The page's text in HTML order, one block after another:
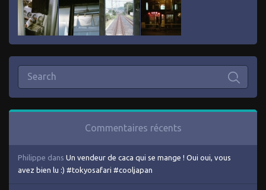
Commentaires récents
Philippe dans Un vendeur de caca qui se mange ! Oui oui, vous
avez bien lu :) #tokyosafari #cooljapan